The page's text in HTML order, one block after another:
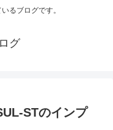
るブログです。
グ
STのインプ